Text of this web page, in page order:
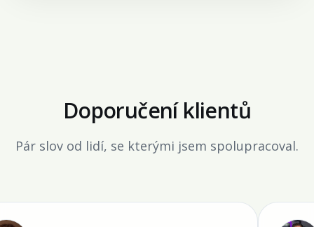
Doporučení klientů
Pár slov od lidí, se kterými jsem spolupracoval.